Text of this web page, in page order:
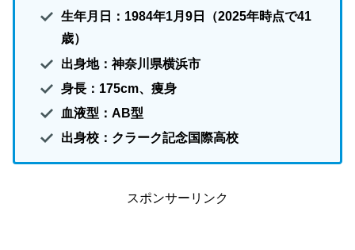
生年月日：1984年1月9日（2025年時点で41
歳）
出身地：神奈川県横浜市
身長：175cm、痩身
血液型：AB型
出身校：クラーク記念国際高校
スポンサーリンク